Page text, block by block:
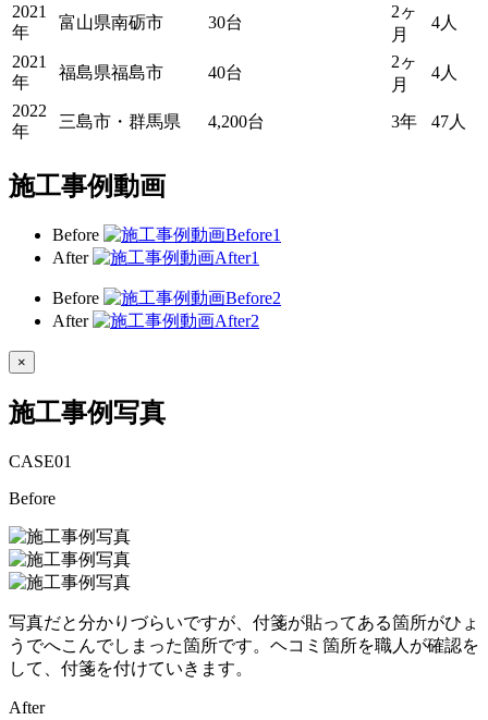
2021
年
富山県南砺市 30台
2ヶ
月
4人
2021
年
福島県福島市 40台
2ヶ
月
4人
2022
年
三島市・群馬県 4,200台 3年 47人
施工事例動画
Before
After
Before
After
×
施工事例写真
CASE01
Before
写真だと分かりづらいですが、付箋が貼ってある箇所がひょ
うでへこんでしまった箇所です。ヘコミ箇所を職人が確認を
して、付箋を付けていきます。
After